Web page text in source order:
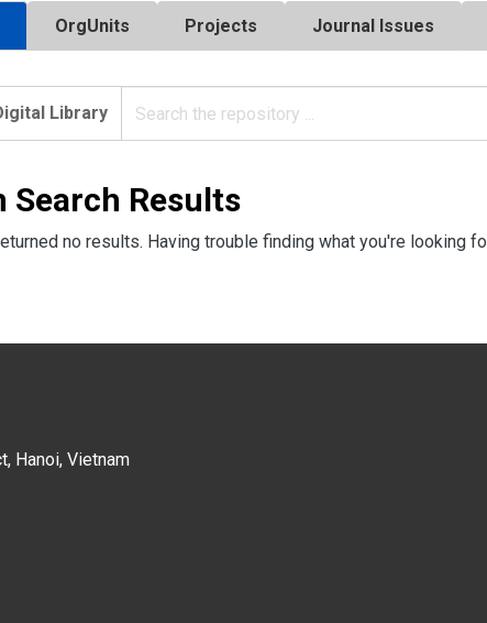
OrgUnits Projects Journal Issues
Library
Search Results
no results. Having trouble finding what you're looking
Hanoi, Vietnam